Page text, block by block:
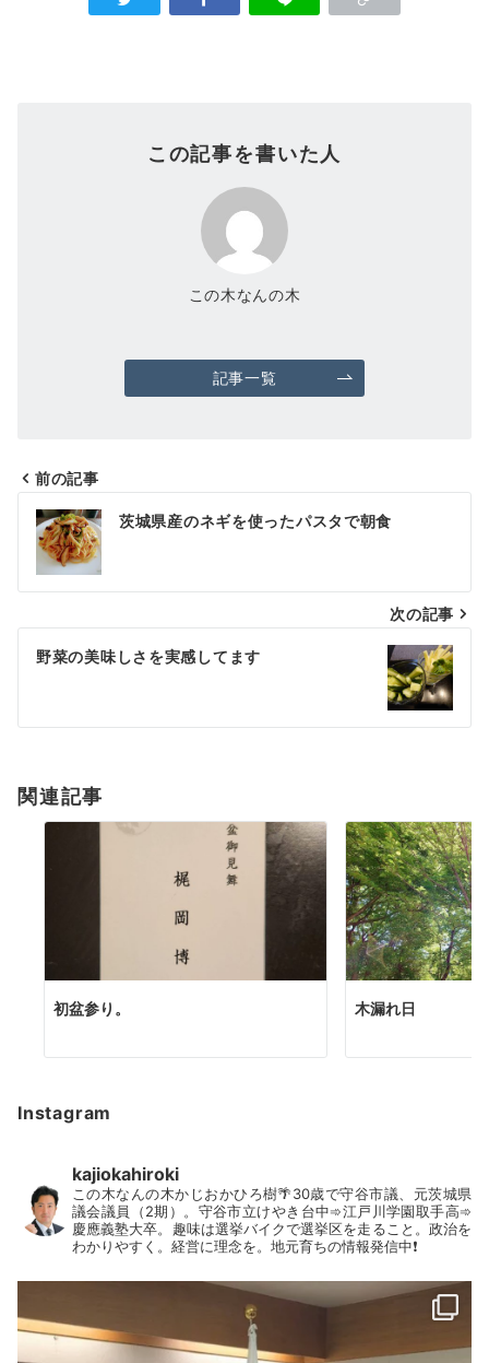
この記事を書いた人
この木なんの木
記事一覧
投
稿
ナ
ビ
ゲ
シ
ン
前の記事
茨城県産のネギを使ったパスタで朝食
次の記事
野菜の美味しさを実感してます
関連記事
初盆参り。 木漏れ日
Instagram
kajiokahiroki
この木なんの木かじおかひろ樹🌴30歳で守谷市議、元茨城県
議会議員（2期）。守谷市立けやき台中➾江戸川学園取手高➾
慶應義塾大卒。趣味は選挙バイクで選挙区を走ること。政治を
わかりやすく。経営に理念を。地元育ちの情報発信中❗